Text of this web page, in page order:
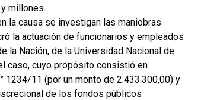
millones.
la causa se investigan las maniobras
la actuación de funcionarios y empleados
la Nación, de la Universidad Nacional de
caso, cuyo propósito consistió en
1234/11 (por un monto de 2.433.300,00) y
de los fondos públicos